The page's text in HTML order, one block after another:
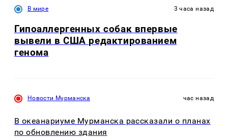
В мире 3 часа назад
Гипоаллергенных собак впервые
вывели в США редактированием
генома
Новости Мурманска час назад
В океанариуме Мурманска рассказали о планах
по обновлению здания